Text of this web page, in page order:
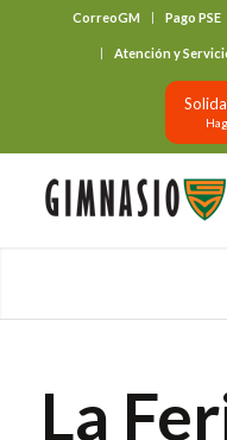
CorreoGM Pago PSE
Atención y
La